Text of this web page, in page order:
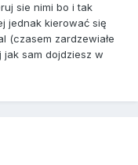
sie nimi bo i tak
jednak kierować się
(czasem zardzewiałe
jak sam dojdziesz w